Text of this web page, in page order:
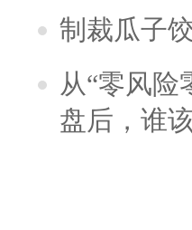
制裁瓜子
从“零风险
盘后，谁